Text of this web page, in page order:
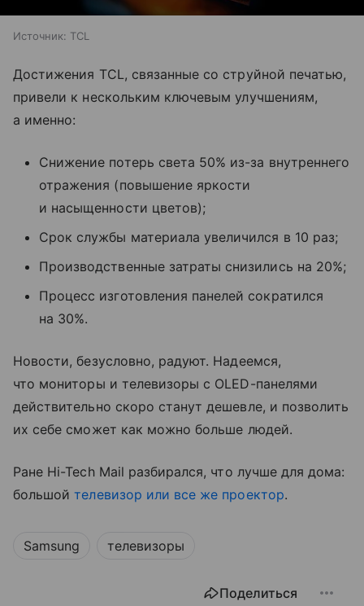
Источник: TCL
Достижения TCL, связанные со струйной печатью,
привели к нескольким ключевым улучшениям,
а именно:
Снижение потерь света 50% из-за внутреннего
отражения (повышение яркости
и насыщенности цветов);
Срок службы материала увеличился в 10 раз;
Производственные затраты снизились на 20%;
Процесс изготовления панелей сократился
на 30%.
Новости, безусловно, радуют. Надеемся,
что мониторы и телевизоры с OLED-панелями
действительно скоро станут дешевле, и позволить
их себе сможет как можно больше людей.
Ране Hi-Tech Mail разбирался, что лучше для дома:
большойтелевизор или все же проектор.
Samsung телевизоры
Поделиться